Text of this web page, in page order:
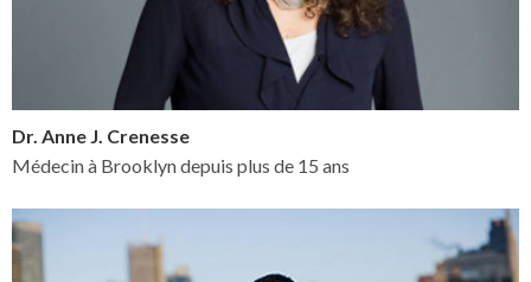
Dr. Anne J. Crenesse
Médecin à Brooklyn depuis plus de 15 ans